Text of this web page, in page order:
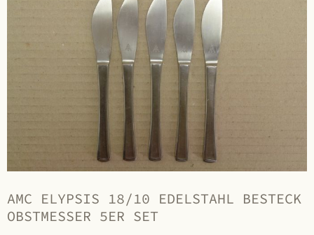
AMC ELYPSIS 18/10 EDELSTAHL BESTECK
OBSTMESSER 5ER SET